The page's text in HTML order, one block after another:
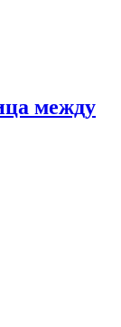
между